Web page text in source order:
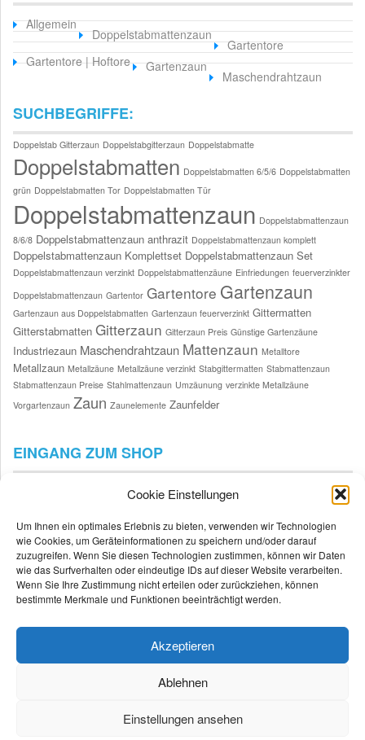
Cookie Einstellungen
Um Ihnen ein optimales Erlebnis zu bieten, verwenden wir Technologien
wie Cookies, um Geräteinformationen zu speichern und/oder darauf
zuzugreifen. Wenn Sie diesen Technologien zustimmen, können wir Daten
wie das Surfverhalten oder eindeutige IDs auf dieser Website verarbeiten.
Wenn Sie Ihre Zustimmung nicht erteilen oder zurückziehen, können
bestimmte Merkmale und Funktionen beeinträchtigt werden.
Akzeptieren
Ablehnen
Einstellungen ansehen
Allgemein
Doppelstabmattenzaun
Gartentore
Gartentore | Hoftore
Gartenzaun
Maschendrahtzaun
SUCHBEGRIFFE:
Doppelstab Gitterzaun Doppelstabgitterzaun Doppelstabmatte
Doppelstabmatten Doppelstabmatten 6/5/6 Doppelstabmatten
grün Doppelstabmatten Tor Doppelstabmatten Tür
Doppelstabmattenzaun Doppelstabmattenzaun
8/6/8 Doppelstabmattenzaun anthrazit Doppelstabmattenzaun komplett
Doppelstabmattenzaun Komplettset Doppelstabmattenzaun Set
Doppelstabmattenzaun verzinkt Doppelstabmattenzäune Einfriedungen feuerverzinkter
Doppelstabmattenzaun Gartentor Gartentore Gartenzaun
Gartenzaun aus Doppelstabmatten Gartenzaun feuerverzinkt Gittermatten
Gitterstabmatten Gitterzaun Gitterzaun Preis Günstige Gartenzäune
Industriezaun Maschendrahtzaun Mattenzaun Metalltore
Metallzaun Metallzäune Metallzäune verzinkt Stabgittermatten Stabmattenzaun
Stabmattenzaun Preise Stahlmattenzaun Umzäunung verzinkte Metallzäune
Vorgartenzaun Zaun Zaunelemente Zaunfelder
EINGANG ZUM SHOP
Doppelstabmattenzaun - Gartenzaun All Rights Reserved. |